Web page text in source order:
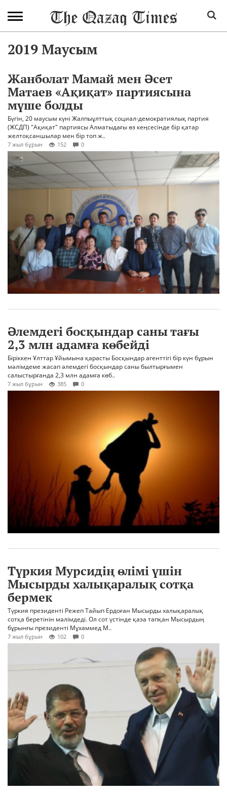
2019 Маусым
Жанболат Мамай мен Әсет
Матаев «Ақиқат» партиясына
мүше болды
Бүгін, 20 маусым күні Жалпыұлттық социал-демократиялық партия
(ЖСДП) "Ақиқат" партиясы Алматыдағы өз кеңсесінде бір қатар
желтоқсаншылар мен бір топ ж..
7 жыл бұрын 152 0
Әлемдегі босқындар саны тағы
2,3 млн адамға көбейді
Біріккен Ұлттар Ұйымына қарасты Босқындар агенттігі бір күн бұрын
мәлімдеме жасап әлемдегі босқындар саны былтырғымен
салыстырғанда 2,3 млн адамға көб..
7 жыл бұрын 385 0
Түркия Мурсидің өлімі үшін
Мысырды халықаралық сотқа
бермек
Түркия президенті Режеп Тайып Ердоған Мысырды халықаралық
сотқа беретінін мәлімдеді. Ол сот үстінде қаза тапқан Мысырдың
бұрынғы президенті Мұхаммед М..
7 жыл бұрын 102 0